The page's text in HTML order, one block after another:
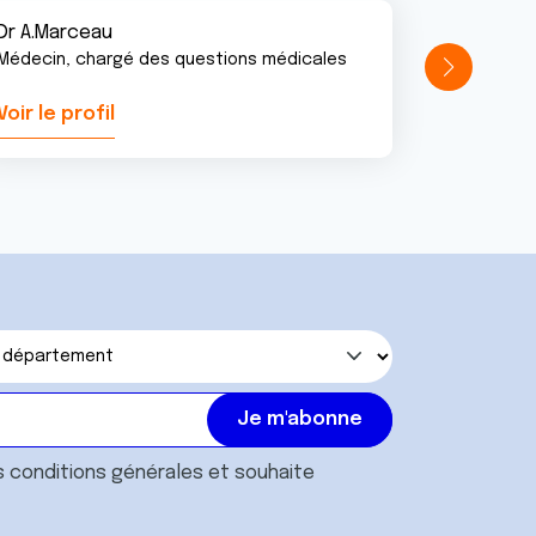
A.Marceau
chargé des questions médicales
le profil
conditions générales et souhaite